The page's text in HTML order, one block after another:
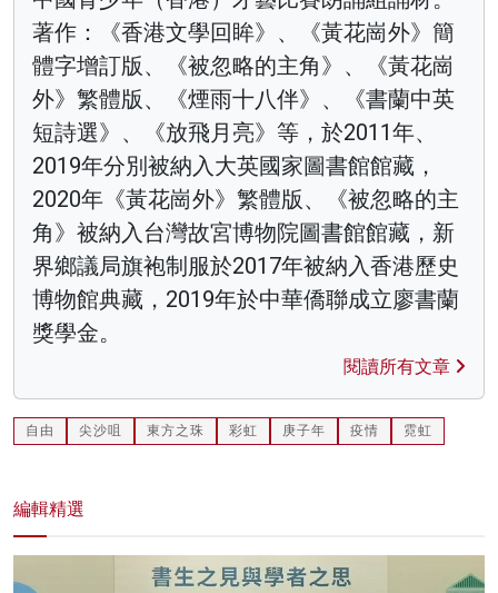
著作：《香港文學回眸》、《黃花崗外》簡
體字增訂版、《被忽略的主角》、《黃花崗
外》繁體版、《煙雨十八伴》、《書蘭中英
短詩選》、《放飛月亮》等，於2011年、
2019年分別被納入大英國家圖書館館藏，
2020年《黃花崗外》繁體版、《被忽略的主
角》被納入台灣故宮博物院圖書館館藏，新
界鄉議局旗袍制服於2017年被納入香港歷史
博物館典藏，2019年於中華僑聯成立廖書蘭
獎學金。
閱讀所有文章
自由 尖沙咀 東方之珠 彩虹 庚子年 疫情 霓虹
編輯精選